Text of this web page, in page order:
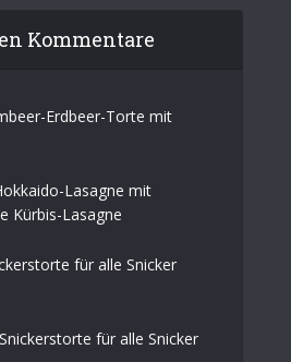
Kommentare
Erdbeer-Torte mit
Lasagne mit
Kürbis-Lasagne
für alle Snicker
Snickerstorte für alle Snicker